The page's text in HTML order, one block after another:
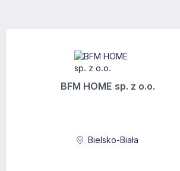
BFM HOME sp. z o.o.
Bielsko-Biała